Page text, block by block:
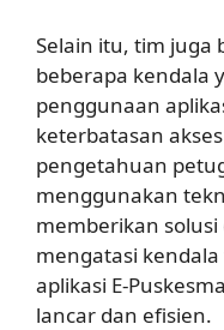
Selain itu, tim juga
beberapa kendala
penggunaan
keterbatasan
pengetahuan
menggunakan
memberikan
mengatasi
aplikasi E-
lancar dan efisien.